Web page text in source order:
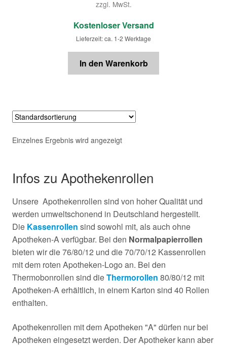
zzgl. MwSt.
€
Kostenloser Versand
Lieferzeit: ca. 1-2 Werktage
In den Warenkorb
Einzelnes Ergebnis wird angezeigt
Infos zu Apothekenrollen
Unsere Apothekenrollen sind von hoher Qualität und
werden umweltschonend in Deutschland hergestellt.
Die Kassenrollen sind sowohl mit, als auch ohne
Apotheken-A verfügbar. Bei den Normalpapierrollen
bieten wir die 76/80/12 und die 70/70/12 Kassenrollen
mit dem roten Apotheken-Logo an. Bei den
Thermobonrollen sind dieThermorollen 80/80/12 mit
Apotheken-A erhältlich, in einem Karton sind 40 Rollen
enthalten.
Apothekenrollen mit dem Apotheken "A" dürfen nur bei
Apotheken eingesetzt werden. Der Apotheker kann aber